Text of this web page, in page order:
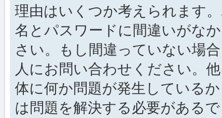
理由はいくつか考えられます
名とパスワードに間違いがな
さい。もし間違っていない場
人にお問い合わせください。
体に何か問題が発生している
は問題を解決する必要がある